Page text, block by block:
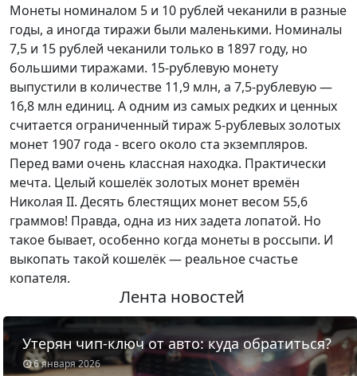
Монеты номиналом 5 и 10 рублей чеканили в разные
годы, а иногда тиражи были маленькими. Номиналы
7,5 и 15 рублей чеканили только в 1897 году, но
большими тиражами. 15-рублевую монету
выпустили в количестве 11,9 млн, а 7,5-рублевую —
16,8 млн единиц. А одним из самых редких и ценных
считается ограниченный тираж 5-рублевых золотых
монет 1907 года - всего около ста экземпляров.
Перед вами очень классная находка. Практически
мечта. Целый кошелёк золотых монет времён
Николая II. Десять блестящих монет весом 55,6
граммов! Правда, одна из них задета лопатой. Но
такое бывает, особенно когда монеты в россыпи. И
выкопать такой кошелёк — реальное счастье
копателя.
Лента новостей
6 января 2026
Утерян чип-ключ от авто: куда обратиться?